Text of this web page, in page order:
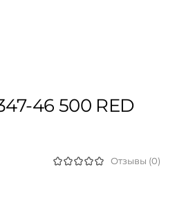
46 500 RED
Отзывы (0)